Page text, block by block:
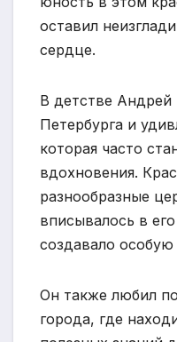
оставил
сердце.
В детстве Андрей
Петербурга и
которая часто
вдохновения.
разнообразные
вписывалось в
создавало
Он также любил
города, где